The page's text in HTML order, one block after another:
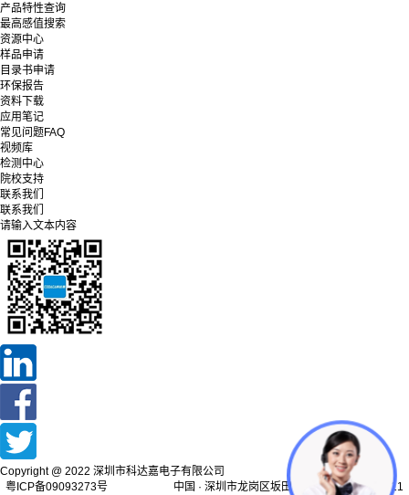
产品特性查询
最高感值搜索
资源中心
样品申请
目录书申请
环保报告
资料下载
应用笔记
常见问题FAQ
视频库
检测中心
院校支持
联系我们
联系我们
请输入文本内容
Copyright @ 2022 深圳市科达嘉电子有限公司
粤ICP备09093273号 中国 · 深圳市龙岗区坂田街道天安云谷产业园11